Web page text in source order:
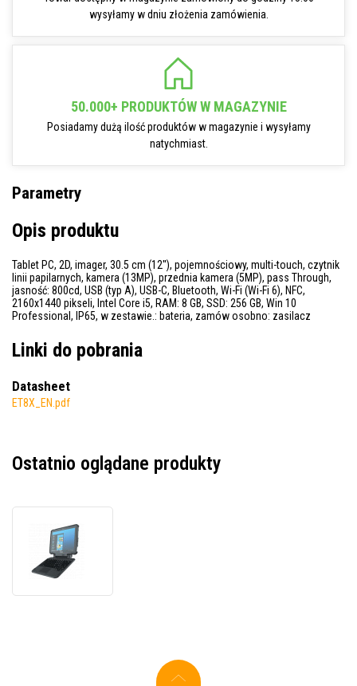
wysyłamy w dniu złożenia zamówienia.
50.000+ PRODUKTÓW W MAGAZYNIE
Posiadamy dużą ilość produktów w magazynie i wysyłamy
natychmiast.
Parametry
Opis produktu
Tablet PC, 2D, imager, 30.5 cm (12''), pojemnościowy, multi-touch, czytnik
linii papilarnych, kamera (13MP), przednia kamera (5MP), pass Through,
jasność: 800cd, USB (typ A), USB-C, Bluetooth, Wi-Fi (Wi-Fi 6), NFC,
2160x1440 pikseli, Intel Core i5, RAM: 8 GB, SSD: 256 GB, Win 10
Professional, IP65, w zestawie.: bateria, zamów osobno: zasilacz
Linki do pobrania
Datasheet
ET8X_EN.pdf
Ostatnio oglądane produkty
CFA,